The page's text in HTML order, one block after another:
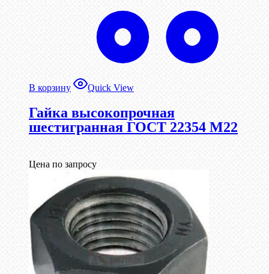
В корзину Quick View
Гайка высокопрочная
шестигранная ГОСТ 22354 М22
Цена по запросу